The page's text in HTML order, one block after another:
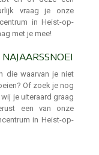
vraag je onze
in Heist-op-
met je mee!
die waarvan je niet
Of zoek je nog
je uiteraard graag
een van onze
in Heist-op-